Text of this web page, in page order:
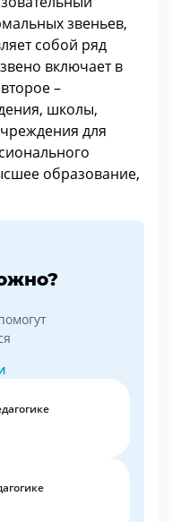
звеньев,
собой ряд
включает в
–
школы,
для
образование,